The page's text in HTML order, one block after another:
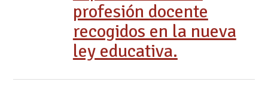
profesión docente
recogidos en la nueva
ley educativa.